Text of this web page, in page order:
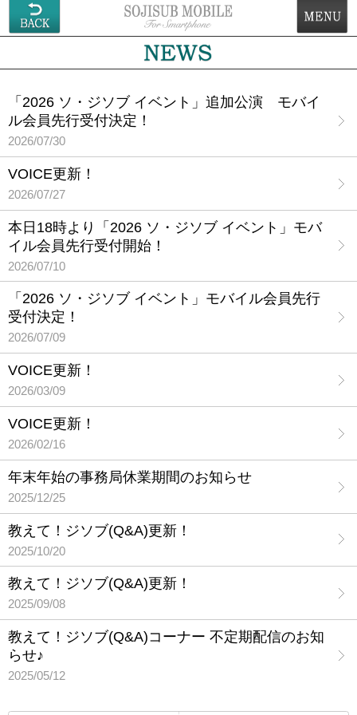
「2026 ソ・ジソブ イベント」追加公演 モバイ
ル会員先行受付決定！
2026/07/30
VOICE更新！
2026/07/27
本日18時より「2026 ソ・ジソブ イベント」モバ
イル会員先行受付開始！
2026/07/10
「2026 ソ・ジソブ イベント」モバイル会員先行
受付決定！
2026/07/09
VOICE更新！
2026/03/09
VOICE更新！
2026/02/16
年末年始の事務局休業期間のお知らせ
2025/12/25
教えて！ジソブ(Q&A)更新！
2025/10/20
教えて！ジソブ(Q&A)更新！
2025/09/08
教えて！ジソブ(Q&A)コーナー 不定期配信のお知
らせ♪
2025/05/12